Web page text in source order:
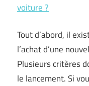
voiture ?
Tout d’abord, il
l’achat d’une
Plusieurs critères
le lancement. Si